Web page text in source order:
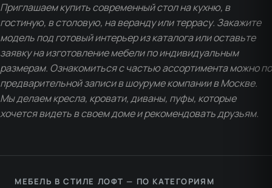
Приглашаем купить современный стол на кухню, в
гостиную, в столовую, на веранду или террасу. Закажите
модель под готовый интерьер из каталога или оставьте
заявку на изготовление мебели по индивидуальным
размерам. Ознакомиться с частью ассортимента можно по
предварительной записи в шоуруме компании в Москве.
Мы делаем кресла, кровати, диваны, пуфы, которые
хочется видеть в своем доме и рекомендовать друзьям.
МЕБЕЛЬ В СТИЛЕ ЛОФТ — ПО КАТЕГОРИЯМ